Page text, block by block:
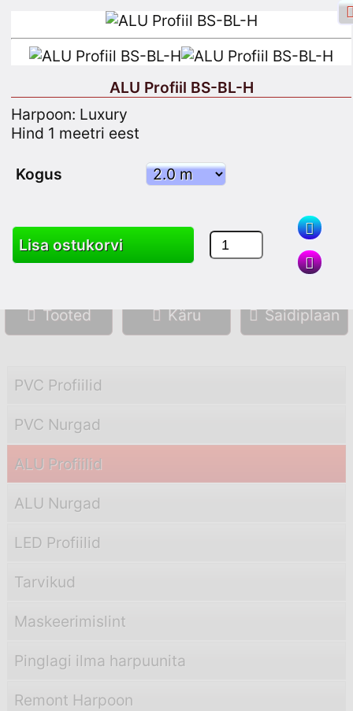
Facebooki sisselogimine
Registreeru
Otsing
Tooted Käru Saidiplaan
PVC Profiilid
PVC Nurgad
ALU Profiilid
ALU Nurgad
LED Profiilid
Tarvikud
Maskeerimislint
Pinglagi ilma harpuunita
Remont Harpoon
ALU Profiil BS-BL-H
Harpoon: Luxury
Hind 1 meetri eest
Kogus
Lisa ostukorvi